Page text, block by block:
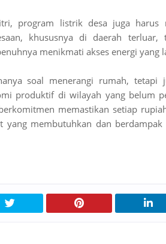
program listrik desa juga harus
khususnya di daerah terluar,
menikmati akses energi yang
soal menerangi rumah,
produktif di wilayah yang belum
memastikan setiap
yang membutuhkan dan